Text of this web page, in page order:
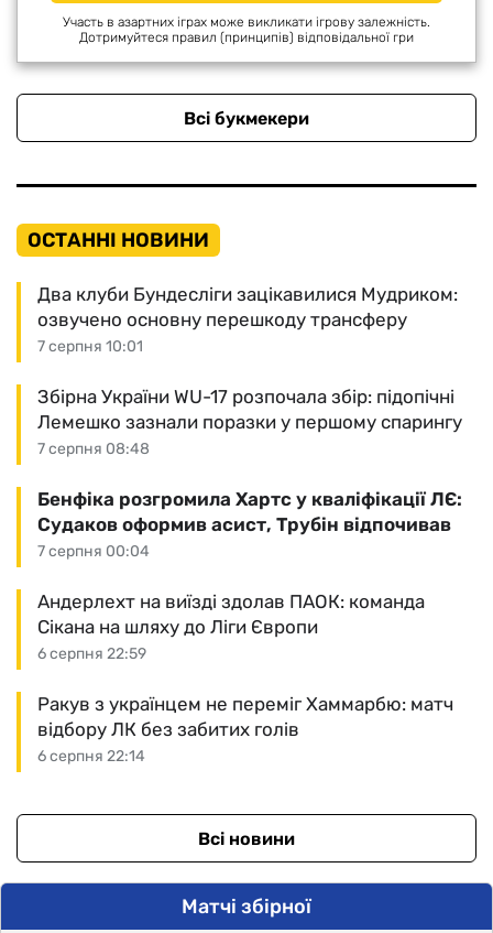
Участь в азартних іграх може викликати ігрову залежність.
Дотримуйтеся правил (принципів) відповідальної гри
Всі букмекери
ОСТАННІ НОВИНИ
7 серпня 10:01
Два клуби Бундесліги зацікавилися Мудриком:
озвучено основну перешкоду трансферу
7 серпня 08:48
Збірна України WU-17 розпочала збір: підопічні
Лемешко зазнали поразки у першому спарингу
7 серпня 00:04
Бенфіка розгромила Хартс у кваліфікації ЛЄ:
Судаков оформив асист, Трубін відпочивав
6 серпня 22:59
Андерлехт на виїзді здолав ПАОК: команда
Сікана на шляху до Ліги Європи
6 серпня 22:14
Ракув з українцем не переміг Хаммарбю: матч
відбору ЛК без забитих голів
Всі новини
Матчі збірної